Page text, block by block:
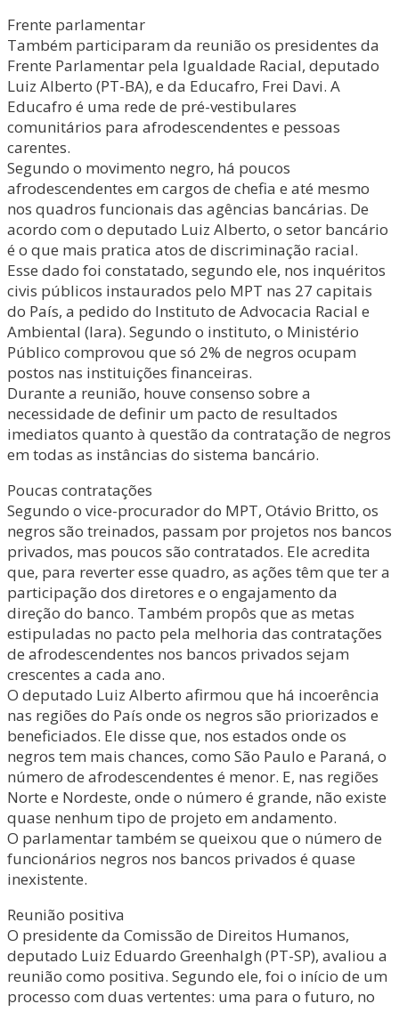
Frente parlamentar
Também participaram da reunião os presidentes da
Frente Parlamentar pela Igualdade Racial, deputado
Luiz Alberto (PT-BA), e da Educafro, Frei Davi. A
Educafro é uma rede de pré-vestibulares
comunitários para afrodescendentes e pessoas
carentes.
Segundo o movimento negro, há poucos
afrodescendentes em cargos de chefia e até mesmo
nos quadros funcionais das agências bancárias. De
acordo com o deputado Luiz Alberto, o setor bancário
é o que mais pratica atos de discriminação racial.
Esse dado foi constatado, segundo ele, nos inquéritos
civis públicos instaurados pelo MPT nas 27 capitais
do País, a pedido do Instituto de Advocacia Racial e
Ambiental (Iara). Segundo o instituto, o Ministério
Público comprovou que só 2% de negros ocupam
postos nas instituições financeiras.
Durante a reunião, houve consenso sobre a
necessidade de definir um pacto de resultados
imediatos quanto à questão da contratação de negros
em todas as instâncias do sistema bancário.
Poucas contratações
Segundo o vice-procurador do MPT, Otávio Britto, os
negros são treinados, passam por projetos nos bancos
privados, mas poucos são contratados. Ele acredita
que, para reverter esse quadro, as ações têm que ter a
participação dos diretores e o engajamento da
direção do banco. Também propôs que as metas
estipuladas no pacto pela melhoria das contratações
de afrodescendentes nos bancos privados sejam
crescentes a cada ano.
O deputado Luiz Alberto afirmou que há incoerência
nas regiões do País onde os negros são priorizados e
beneficiados. Ele disse que, nos estados onde os
negros tem mais chances, como São Paulo e Paraná, o
número de afrodescendentes é menor. E, nas regiões
Norte e Nordeste, onde o número é grande, não existe
quase nenhum tipo de projeto em andamento.
O parlamentar também se queixou que o número de
funcionários negros nos bancos privados é quase
inexistente.
Reunião positiva
O presidente da Comissão de Direitos Humanos,
deputado Luiz Eduardo Greenhalgh (PT-SP), avaliou a
reunião como positiva. Segundo ele, foi o início de um
processo com duas vertentes: uma para o futuro, no